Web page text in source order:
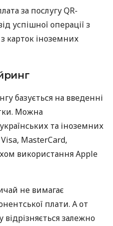
за послугу QR-
успішної операції з
карток іноземних
базується на введенні
Можна
та іноземних
MasterCard,
використання Apple
не вимагає
плати. А от
відрізняється залежно